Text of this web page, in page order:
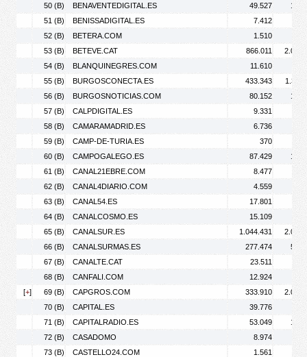
50 (B)
BENAVENTEDIGITAL.ES 49.527
51 (B)
BENISSADIGITAL.ES 7.412
52 (B)
BETERA.COM 1.510
53 (B)
BETEVE.CAT 866.011
54 (B)
BLANQUINEGRES.COM 11.610
55 (B)
BURGOSCONECTA.ES 433.343
56 (B)
BURGOSNOTICIAS.COM 80.152
57 (B)
CALPDIGITAL.ES 9.331
58 (B)
CAMARAMADRID.ES 6.736
59 (B)
CAMP-DE-TURIA.ES 370
60 (B)
CAMPOGALEGO.ES 87.429
61 (B)
CANAL21EBRE.COM 8.477
62 (B)
CANAL4DIARIO.COM 4.559
63 (B)
CANAL54.ES 17.801
64 (B)
CANALCOSMO.ES 15.109
65 (B)
CANALSUR.ES 1.044.431
66 (B)
CANALSURMAS.ES 277.474
67 (B)
CANALTE.CAT 23.511
68 (B)
CANFALI.COM 12.924
[+] 69 (B) CAPGROS.COM 333.910
70 (B)
CAPITAL.ES 39.776
71 (B)
CAPITALRADIO.ES 53.049
72 (B)
CASADOMO 8.974
73 (B)
CASTELLO24.COM 1.561